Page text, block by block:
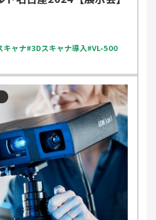
キャナ 3Dスキャナ導入 VL-500